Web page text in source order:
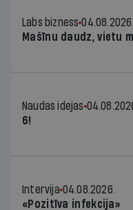
Labs bizness 04.08.2026.
Mašīnu daudz, vietu
Naudas idejas
6!
Intervija 04.08.2026.
«Pozitīva infekcija»